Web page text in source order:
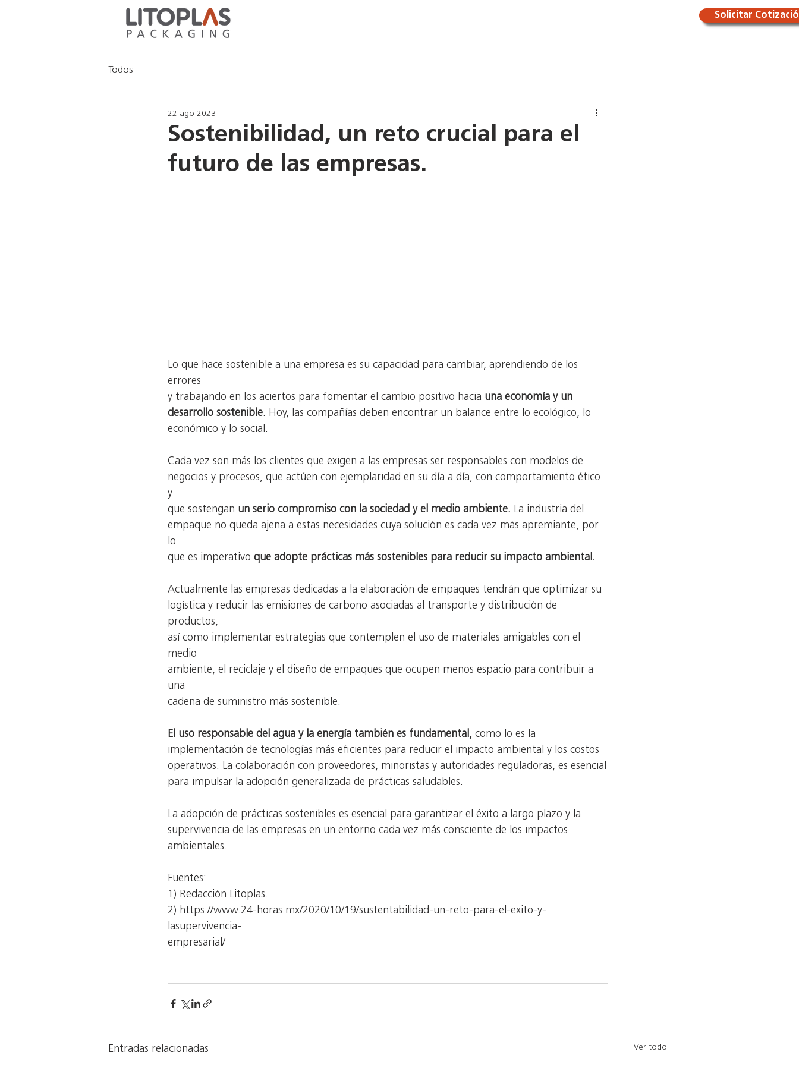
Solicitar
Todos
Sostenibilidad, un reto crucial para el
futuro de las empresas.
22 ago 2023
Lo que hace sostenible a una empresa es su capacidad para cambiar, aprendiendo de los
errores
y trabajando en los aciertos para fomentar el cambio positivo hacia una economía y un
desarrollo sostenible. Hoy, las compañías deben encontrar un balance entre lo ecológico, lo
económico y lo social.
Cada vez son más los clientes que exigen a las empresas ser responsables con modelos de
negocios y procesos, que actúen con ejemplaridad en su día a día, con comportamiento ético
y
que sostengan un serio compromiso con la sociedad y el medio ambiente. La industria del
empaque no queda ajena a estas necesidades cuya solución es cada vez más apremiante, por
lo
que es imperativo que adopte prácticas más sostenibles para reducir su impacto ambiental.
Actualmente las empresas dedicadas a la elaboración de empaques tendrán que optimizar su
logística y reducir las emisiones de carbono asociadas al transporte y distribución de
productos,
así como implementar estrategias que contemplen el uso de materiales amigables con el
medio
ambiente, el reciclaje y el diseño de empaques que ocupen menos espacio para contribuir a
una
cadena de suministro más sostenible.
El uso responsable del agua y la energía también es fundamental, como lo es la
implementación de tecnologías más eficientes para reducir el impacto ambiental y los costos
operativos. La colaboración con proveedores, minoristas y autoridades reguladoras, es esencial
para impulsar la adopción generalizada de prácticas saludables.
La adopción de prácticas sostenibles es esencial para garantizar el éxito a largo plazo y la
supervivencia de las empresas en un entorno cada vez más consciente de los impactos
ambientales.
Fuentes:
1) Redacción Litoplas.
2) https://www.24-horas.mx/2020/10/19/sustentabilidad-un-reto-para-el-exito-y-
lasupervivencia-
empresarial/
Entradas relacionadas Ver todo